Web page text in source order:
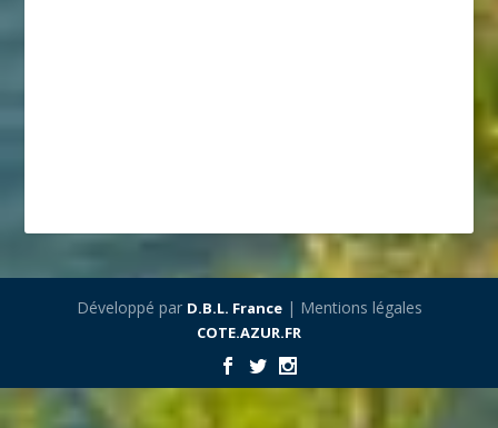
Développé par D.B.L. France| Mentions légales
COTE.AZUR.FR